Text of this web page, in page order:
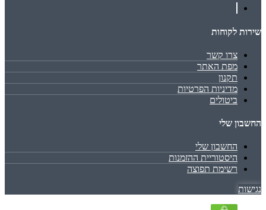
שירות לקוחות
צרו קשר
מפת האתר
תקנון
מדיניות הפרטיות
ביטולים
החשבון שלי
החשבון שלי
היסטוריית ההזמנות
רשימת תפוצה
נגישות